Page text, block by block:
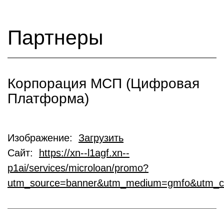
Партнеры
Корпорация МСП (Цифровая
Платформа)
Изображение: Загрузить
Сайт:
https://xn--l1agf.xn--
p1ai/services/microloan/promo?